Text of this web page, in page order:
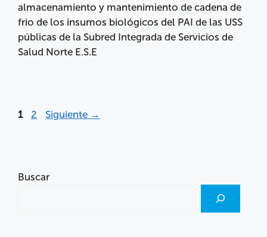
almacenamiento y mantenimiento de cadena de
frio de los insumos biológicos del PAI de las USS
públicas de la Subred Integrada de Servicios de
Salud Norte E.S.E
1 2 Siguiente →
Buscar